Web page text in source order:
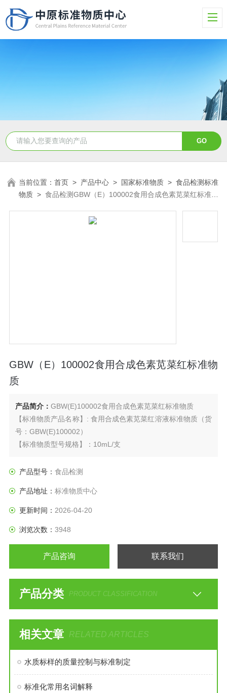
当前位置：首页 > 产品中心 > 国家标准物质 >食品检测标准
物质 >食品检测GBW（E）100002食用合成色素苋菜红标准物
GBW（E）100002食用合成色素苋菜红标准物
质
产品简介： GBW(E)100002食用合成色素苋菜红标准物质
【标准物质产品名称】: 食用合成色素苋菜红溶液标准物质（货
号：GBW(E)100002）
【标准物质型号规格】：10mL/支
产品型号： 食品检测
产品地址： 标准物质中心
更新时间： 2026-04-20
浏览次数： 3948
产品咨询 联系我们
产品分类 PRODUCT CLASSIFICATION
相关文章 RELATED ARTICLES
水质标样的质量控制与标准制定
标准化常用名词解释